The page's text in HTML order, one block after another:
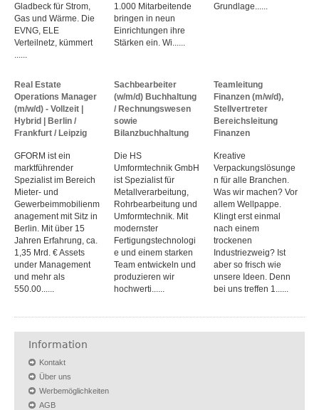
Gladbeck für Strom,
Gas und Wärme. Die
EVNG, ELE
Verteilnetz, kümmert
1.000 Mitarbeitende
bringen in neun
Einrichtungen ihre
Stärken ein. Wi......
Grundlage......
Real Estate
Operations Manager
(m/w/d) - Vollzeit |
Hybrid | Berlin /
Frankfurt / Leipzig
GFORM ist ein
marktführender
Spezialist im Bereich
Mieter- und
Gewerbeimmobilienm
anagement mit Sitz in
Berlin. Mit über 15
Jahren Erfahrung, ca.
1,35 Mrd. € Assets
under Management
und mehr als
550.00......
Sachbearbeiter
(w/m/d) Buchhaltung
/ Rechnungswesen
sowie
Bilanzbuchhaltung
Die HS
Umformtechnik GmbH
ist Spezialist für
Metallverarbeitung,
Rohrbearbeitung und
Umformtechnik. Mit
modernster
Fertigungstechnologi
e und einem starken
Team entwickeln und
produzieren wir
hochwerti......
Teamleitung
Finanzen (m/w/d),
Stellvertreter
Bereichsleitung
Finanzen
Kreative
Verpackungslösunge
n für alle Branchen.
Was wir machen? Vor
allem Wellpappe.
Klingt erst einmal
nach einem
trockenen
Industriezweig? Ist
aber so frisch wie
unsere Ideen. Denn
bei uns treffen 1......
Information
Kontakt
Über uns
Werbemöglichkeiten
AGB